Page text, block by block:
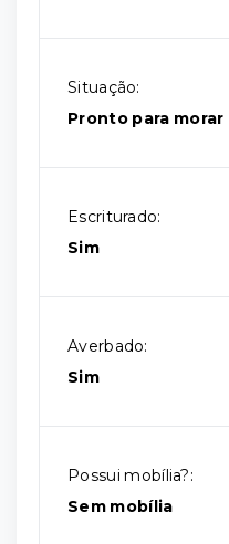
Situação:
Pronto para morar
Escriturado:
Sim
Averbado:
Sim
Possui mobília?:
Sem mobília